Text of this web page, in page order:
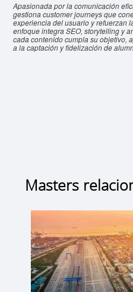
Apasionada por la comunicación
gestiona customer journeys que
experiencia del usuario y refuerzan
enfoque integra SEO, storytelling y
cada contenido cumpla su objetivo,
a la captación y fidelización de
Masters